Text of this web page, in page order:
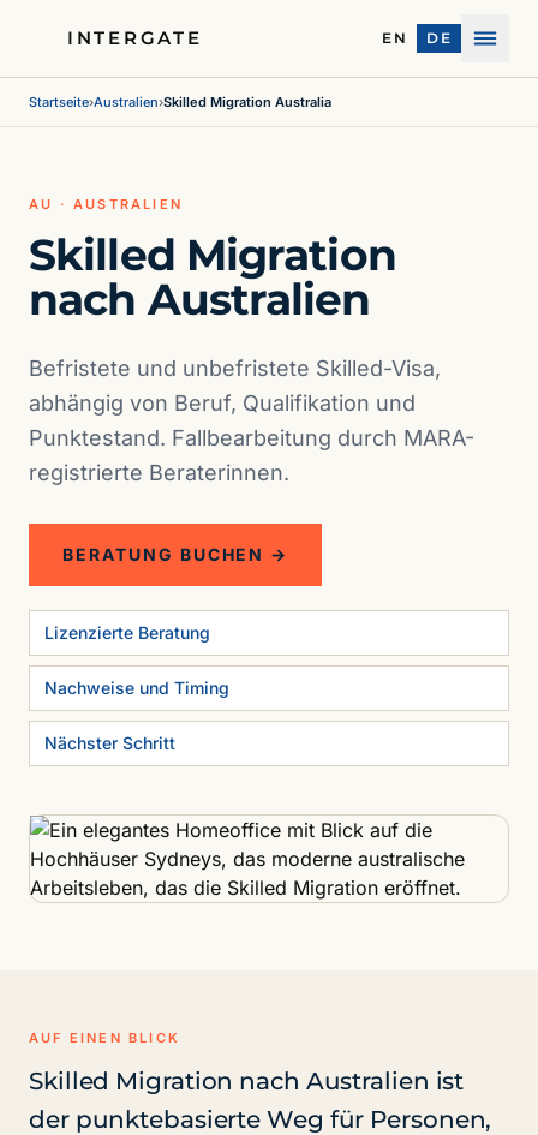
INTERGATE EN DE
Menü
Startseite›Australien›Skilled Migration Australia
AU · AUSTRALIEN
Skilled Migration
nach Australien
Befristete und unbefristete Skilled-Visa,
abhängig von Beruf, Qualifikation und
Punktestand. Fallbearbeitung durch MARA-
registrierte Beraterinnen.
BERATUNG BUCHEN →
Lizenzierte Beratung
Nachweise und Timing
Nächster Schritt
AUF EINEN BLICK
Skilled Migration nach Australien ist
der punktebasierte Weg für Personen,